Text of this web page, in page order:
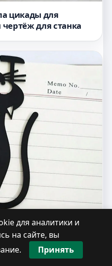
цикады для
для станка
для аналитики и
на сайте, вы
Принять